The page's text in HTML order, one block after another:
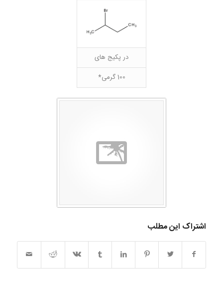
در پکیج های
100 گرمی*
اشتراک این مطلب